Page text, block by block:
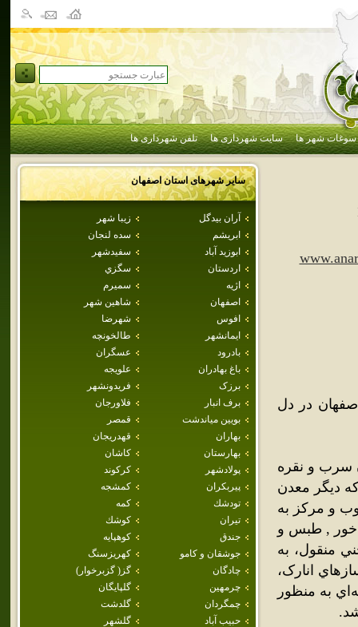
سوغات شهر ها سایت شهرداری ها تلفن شهرداری ها
سایر شهرهای استاناصفهان
آران بيدگل
زيبا شهر
ابريشم
سده لنجان
ابوزيد آباد
سفيدشهر
اردستان
سگزي
اژيه
سميرم
اصفهان
شاهين شهر
افوس
شهرضا
ايمانشهر
طالخونچه
بادرود
عسگران
باغ بهادران
علويجه
برزک
فريدونشهر
برف انبار
فلاورجان
بويين مياندشت
قمصر
بهاران
قهدريجان
بهارستان
كاشان
پولادشهر
كركوند
پيربكران
كمشجه
تودشك
كمه
تيران
كوشك
جندق
كوهپايه
جوشقان و كامو
كهريزسنگ
چادگان
گز( گزبرخوار)
چرمهين
گلپايگان
چمگردان
گلدشت
حبيب آباد
گلشهر
در دل
سرب و نقره
ديگر معدن
و مرکز به
خور , طبس و
منقول، به
انارک،
به منظور